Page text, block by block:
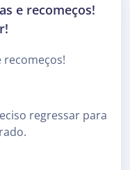
e recomeços!
recomeços!
regressar para